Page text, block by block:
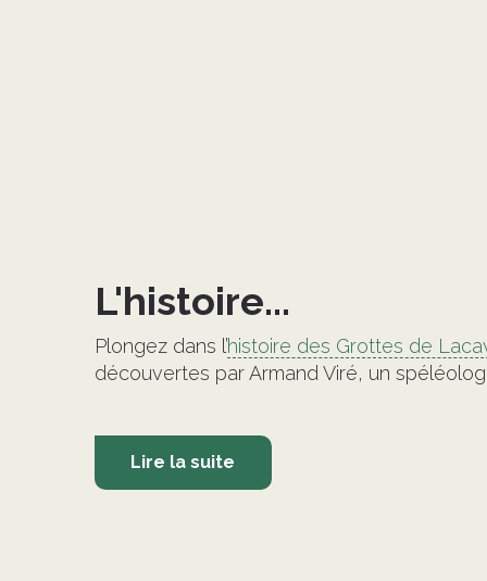
L'histoire...
Plongez dans l’histoire des Grottes de
découvertes par Armand Viré, un
Lire la suite